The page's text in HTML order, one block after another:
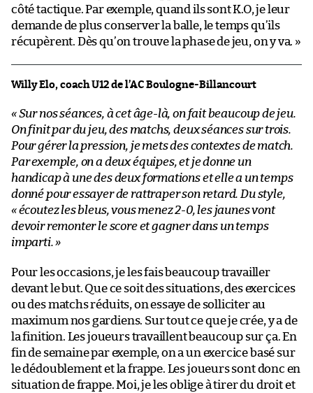
côté tactique. Par exemple, quand ils sont K.O, je leur
demande de plus conserver la balle, le temps qu’ils
récupèrent. Dès qu’on trouve la phase de jeu, on y va. »
Willy Elo, coach U12 de l’AC Boulogne-Billancourt
« Sur nos séances, à cet âge-là, on fait beaucoup de jeu.
On finit par du jeu, des matchs, deux séances sur trois.
Pour gérer la pression, je mets des contextes de match.
Par exemple, on a deux équipes, et je donne un
handicap à une des deux formations et elle a un temps
donné pour essayer de rattraper son retard. Du style,
« écoutez les bleus, vous menez 2-0, les jaunes vont
devoir remonter le score et gagner dans un temps
imparti. »
Pour les occasions, je les fais beaucoup travailler
devant le but. Que ce soit des situations, des exercices
ou des matchs réduits, on essaye de solliciter au
maximum nos gardiens. Sur tout ce que je crée, y a de
la finition. Les joueurs travaillent beaucoup sur ça. En
fin de semaine par exemple, on a un exercice basé sur
le dédoublement et la frappe. Les joueurs sont donc en
situation de frappe. Moi, je les oblige à tirer du droit et